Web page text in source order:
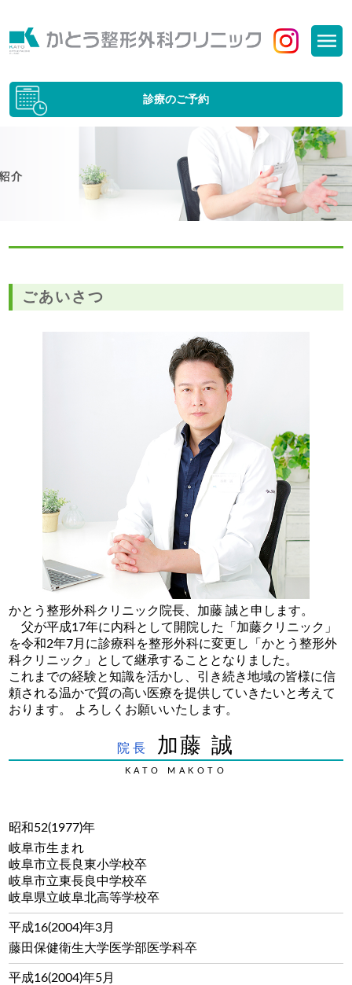
診療のご予約
ごあいさつ
かとう整形外科クリニック院長、加藤 誠と申します。
父が平成17年に内科として開院した「加藤クリニック」
を令和2年7月に診療科を整形外科に変更し「かとう整形外
科クリニック」として継承することとなりました。
これまでの経験と知識を活かし、引き続き地域の皆様に信
頼される温かで質の高い医療を提供していきたいと考えて
おります。 よろしくお願いいたします。
院長 加藤 誠
KATO MAKOTO
昭和52(1977)年
岐阜市生まれ
岐阜市立長良東小学校卒
岐阜市立東長良中学校卒
岐阜県立岐阜北高等学校卒
平成16(2004)年3月
藤田保健衛生大学医学部医学科卒
平成16(2004)年5月